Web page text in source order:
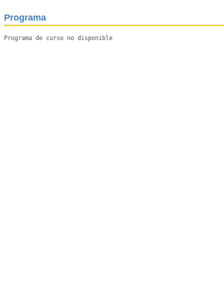
Programa
Programa de curso no disponible